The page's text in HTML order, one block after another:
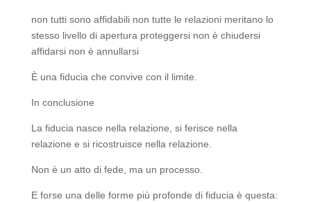
non tutti sono affidabili non tutte le relazioni meritano lo
stesso livello di apertura proteggersi non è chiudersi
affidarsi non è annullarsi
È una fiducia che convive con il limite.
In conclusione
La fiducia nasce nella relazione, si ferisce nella
relazione e si ricostruisce nella relazione.
Non è un atto di fede, ma un processo.
E forse una delle forme più profonde di fiducia è questa: